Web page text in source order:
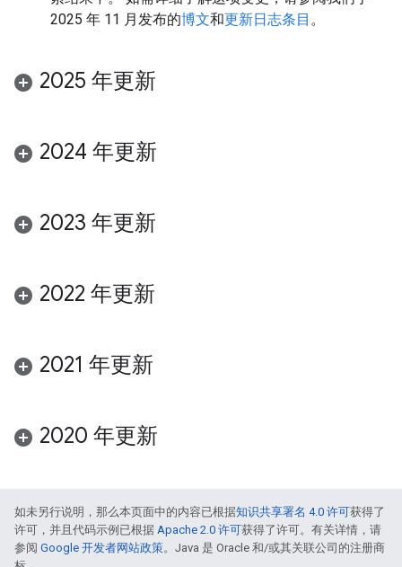
2025 年 11 月发布的博文和更新日志条目 。
2025 年更新
2024 年更新
2023 年更新
2022 年更新
2021 年更新
2020 年更新
如未另行说明，那么本页面中的内容已根据知识共享署名 4.0 许可获得了
许可，并且代码示例已根据 Apache 2.0 许可获得了许可。有关详情，请
参阅 Google 开发者网站政策。Java 是 Oracle 和/或其关联公司的注册商